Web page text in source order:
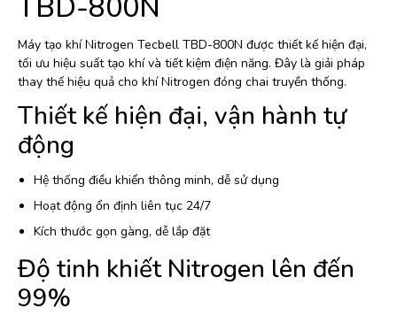
Máy tạo khí Nitrogen Tecbell TBD-800N được thiết kế hiện đại,
tối ưu hiệu suất tạo khí và tiết kiệm điện năng. Đây là giải pháp
thay thế hiệu quả cho khí Nitrogen đóng chai truyền thống.
Thiết kế hiện đại, vận hành tự
động
Hệ thống điều khiển thông minh, dễ sử dụng
Hoạt động ổn định liên tục 24/7
Kích thước gọn gàng, dễ lắp đặt
Độ tinh khiết Nitrogen lên đến
99%